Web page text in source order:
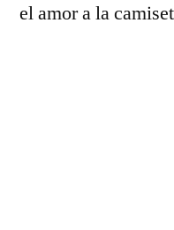
el amor a la